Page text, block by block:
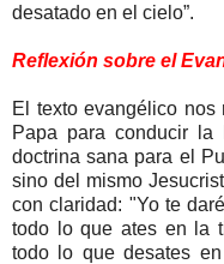
desatado en el cielo”.
Reflexión sobre el
El texto evangélico nos
Papa para conducir
doctrina sana para el
sino del mismo
con claridad: "Yo te
todo lo que ates en la
todo lo que desates